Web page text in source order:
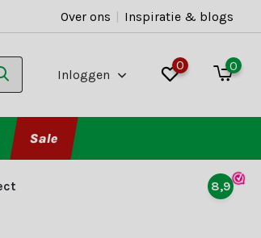
Over ons | Inspiratie & blogs
Inloggen
0 0
Sale
8,9